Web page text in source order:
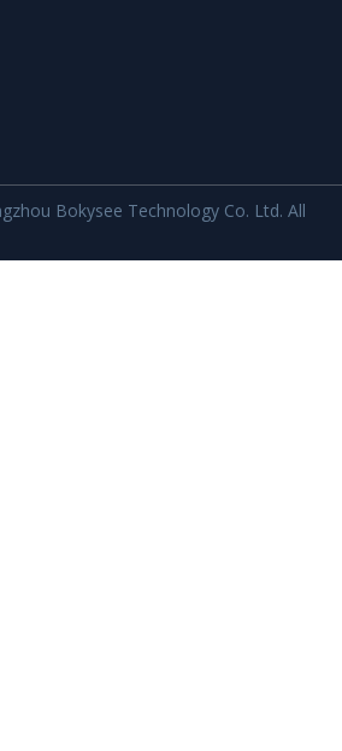
Bokysee Technology Co. Ltd. All